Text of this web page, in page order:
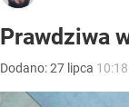
Prawdziwa
Dodano:27 lipca 10:18